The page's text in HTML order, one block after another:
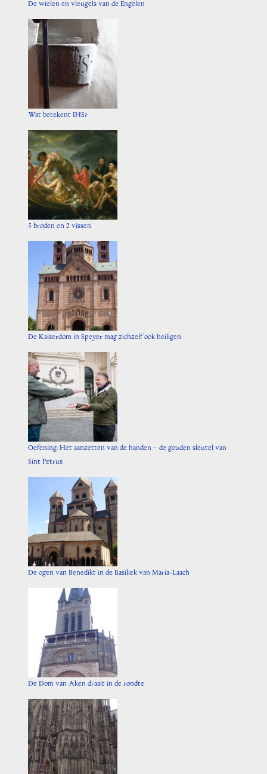
De wielen en vleugels van de Engelen
Wat betekent IHS?
5 broden en 2 vissen
De Kaiserdom in Speyer mag zichzelf ook heiligen
Oefening: Het aanzetten van de handen – de gouden sleutel van
Sint Petrus
De ogen van Benedikt in de Basiliek van Maria-Laach
De Dom van Aken draait in de rondte